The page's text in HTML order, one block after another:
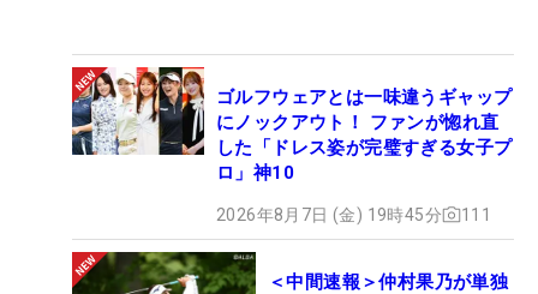
ゴルフウェアとは一味違うギャップ
にノックアウト！ ファンが惚れ直
した「ドレス姿が完璧すぎる女子プ
ロ」神10
2026年8月7日 (金) 19時45分 111
＜中間速報＞仲村果乃が単独